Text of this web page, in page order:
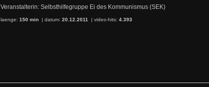
Veranstalterin: Selbsthilfegruppe Ei des Kommunismus (SEK)
laenge: 150 min | datum: 20.12.2011 | video-hits: 4.393